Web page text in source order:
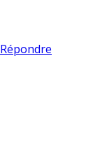
Répondre